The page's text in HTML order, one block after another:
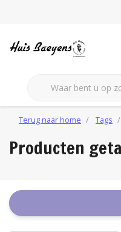
Terug naar home Tags
Producten